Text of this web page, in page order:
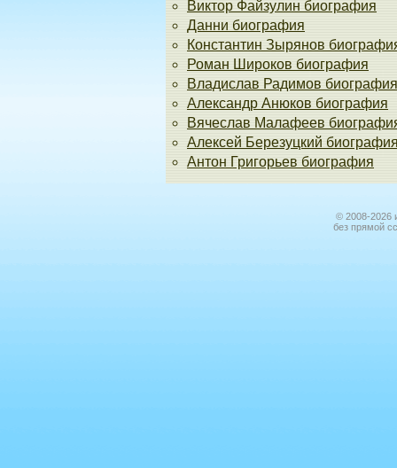
Виктор Файзулин биография
Данни биография
Константин Зырянов
Роман Широков биография
Владислав Радимов биография
Александр Анюков биография
Вячеслав Малафеев
Алексей Березуцкий
Антон Григорьев биография
© 2008-2026
без прямой